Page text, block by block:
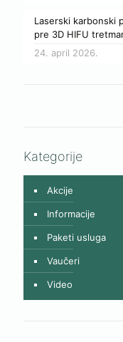
Laserski karbonski
pre 3D HIFU
24. april 2026.
Kategorije
Akcije
Informacije
Paketi usluga
Vaučeri
Video